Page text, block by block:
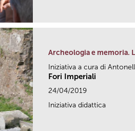
Archeologia e memoria.
Iniziativa a cura di
Fori Imperiali
24/04/2019
Iniziativa didattica